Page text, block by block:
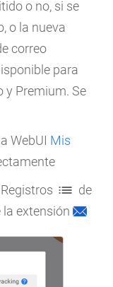
o no, si se
o la nueva
correo
para
y Premium. Se
WebUI Mis
de
la extensión